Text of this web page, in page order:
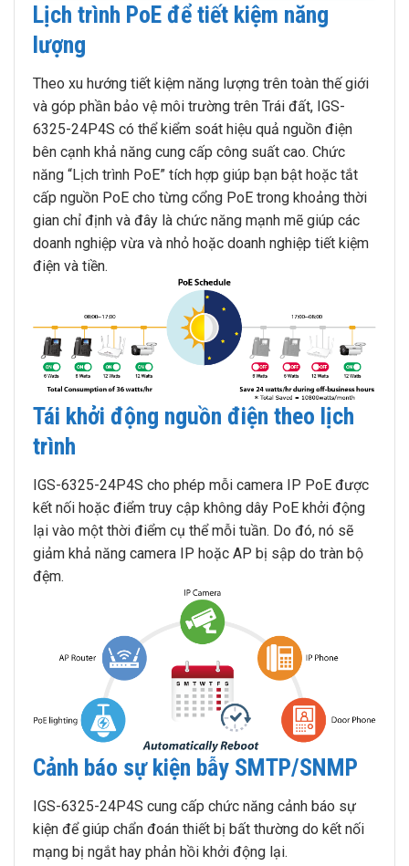
Lịch trình PoE để tiết kiệm năng
lượng
Theo xu hướng tiết kiệm năng lượng trên toàn thế giới
và góp phần bảo vệ môi trường trên Trái đất, IGS-
6325-24P4S có thể kiểm soát hiệu quả nguồn điện
bên cạnh khả năng cung cấp công suất cao. Chức
năng “Lịch trình PoE” tích hợp giúp bạn bật hoặc tắt
cấp nguồn PoE cho từng cổng PoE trong khoảng thời
gian chỉ định và đây là chức năng mạnh mẽ giúp các
doanh nghiệp vừa và nhỏ hoặc doanh nghiệp tiết kiệm
điện và tiền.
Tái khởi động nguồn điện theo lịch
trình
IGS-6325-24P4S cho phép mỗi camera IP PoE được
kết nối hoặc điểm truy cập không dây PoE khởi động
lại vào một thời điểm cụ thể mỗi tuần. Do đó, nó sẽ
giảm khả năng camera IP hoặc AP bị sập do tràn bộ
đệm.
Cảnh báo sự kiện bẫy SMTP/SNMP
IGS-6325-24P4S cung cấp chức năng cảnh báo sự
kiện để giúp chẩn đoán thiết bị bất thường do kết nối
mạng bị ngắt hay phản hồi khởi động lại.